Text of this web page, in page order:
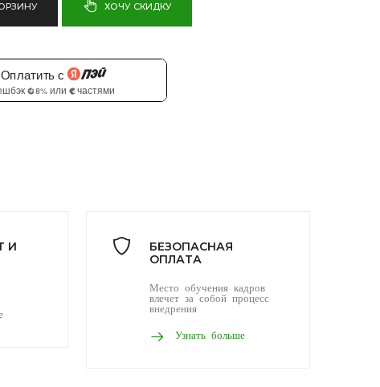
ХОЧУ СКИДКУ
И
БЕЗОПАСНАЯ
ОПЛАТА
Место обучения кадров
влечет за собой процесс
внедрения
Узнать больше